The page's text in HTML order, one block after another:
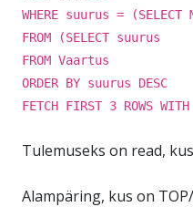
WHERE suurus =
FROM (SELECT suurus
FROM Vaartus
ORDER BY suurus DESC
FETCH FIRST 3 ROWS
Tulemuseks on read,
Alampäring, kus on